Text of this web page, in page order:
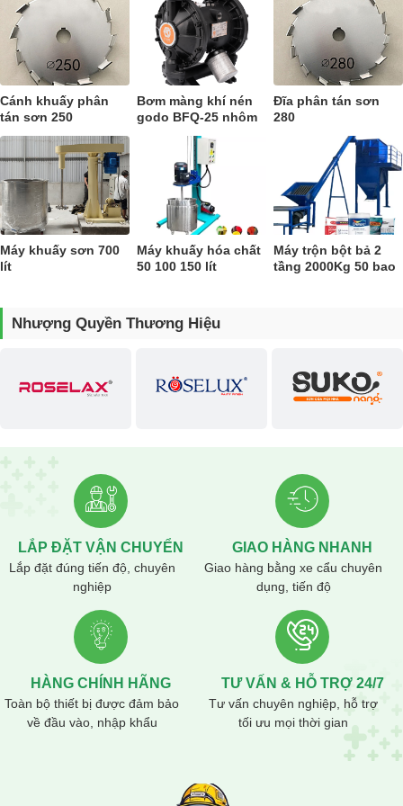
Gia công thép cứng, có gia cố, đảm bảo an toàn, khả năng chịu lực tốt
Cánh đão trộn 2 tầng cánh xoắn thuận nghịch giúp mẽ trộn nhanh đều
Phễu cân định lượng đóng bao, đóng bao 25Kg và 40Kg.
Ưu điểm nổi bật của máy trộn vữa khô
ưu việt như thành phần pha trộn được kiểm soát đầu vào chủ động.
Vận hành chỉ cần một thao tác nhanh chóng và an toàn tuyệt đối
Giảm chi phí nhân công
Tăng năng xuất sản xuất
Khả năng tồn bột trong máy ít
Giảm bụi, tiếng ồn tối đa
Cân chính xác bao bì 25Kg và 40Kg bằng hệ thống cân điện tử tự
Cánh khuấy phân
tán sơn 250
Bơm màng khí nén
godo BFQ-25 nhôm
Đĩa phân tán sơn
280
Máy khuấy sơn 700
lít
Máy khuấy hóa chất
50 100 150 lít
Máy trộn bột bả 2
tầng 2000Kg 50 bao
Nhượng Quyền Thương Hiệu
LẮP ĐẶT VẬN CHUYỂN
Lắp đặt đúng tiến độ, chuyên
nghiệp
GIAO HÀNG NHANH
Giao hàng bằng xe cẩu chuyên
dụng, tiến độ
HÀNG CHÍNH HÃNG
Toàn bộ thiết bị được đảm bảo
về đầu vào, nhập khẩu
TƯ VẤN & HỖ TRỢ 24/7
Tư vấn chuyên nghiệp, hỗ trợ
tối ưu mọi thời gian